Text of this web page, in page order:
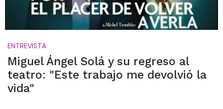
ENTREVISTA
Miguel Ángel Solá y su regreso al
teatro: "Este trabajo me devolvió la
vida"